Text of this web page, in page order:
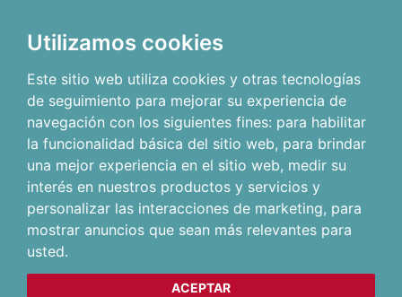
Utilizamos cookies
Este sitio web utiliza cookies y otras tecnologías
de seguimiento para mejorar su experiencia de
navegación con los siguientes fines: para habilitar
la funcionalidad básica del sitio web, para brindar
una mejor experiencia en el sitio web, medir su
interés en nuestros productos y servicios y
personalizar las interacciones de marketing, para
mostrar anuncios que sean más relevantes para
usted.
ACEPTAR